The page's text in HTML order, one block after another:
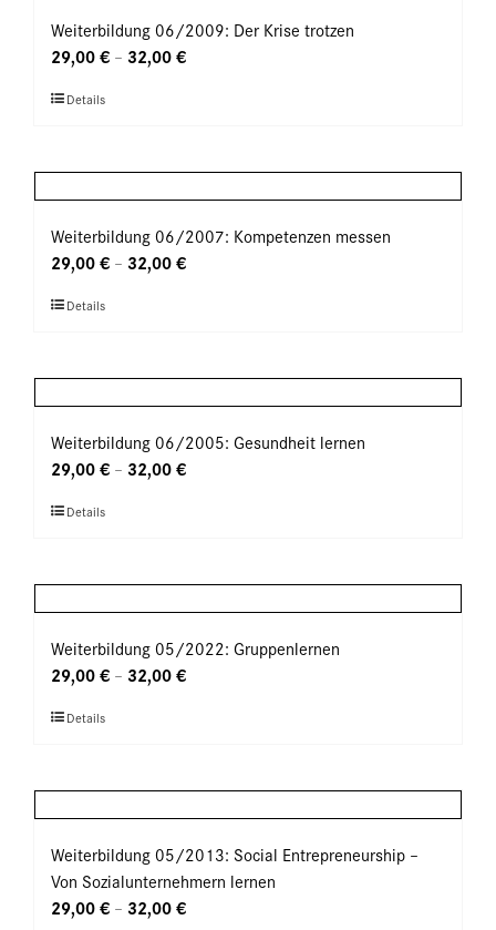
auf.
Die
können
werden
Weiterbildung 06/2009: Der Krise trotzen
29,00€ – 32,00€
Dieses
mehrere
Varianten
auf.
Die
können
werden
Details
Weiterbildung 06/2007: Kompetenzen messen
29,00€ – 32,00€
Dieses
mehrere
Varianten
auf.
Die
können
werden
Details
Weiterbildung 06/2005: Gesundheit lernen
29,00€ – 32,00€
Dieses
mehrere
Varianten
auf.
Die
können
werden
Details
Weiterbildung 05/2022: Gruppenlernen
29,00€ – 32,00€
Dieses
mehrere
Varianten
auf.
Die
Optionen
Details
Weiterbildung 05/2013: Social Entrepreneurship –
Von Sozialunternehmern lernen
29,00€ – 32,00€